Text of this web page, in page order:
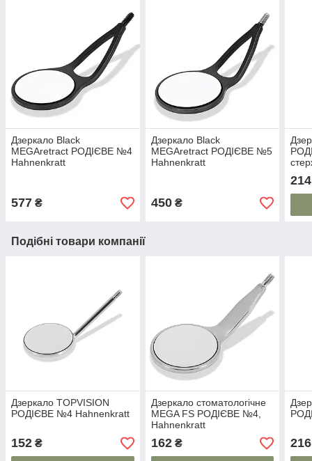
Дзеркало Black
MEGAretract РОДІЄВЕ №4
Hahnenkratt
577 ₴
Дзеркало Black
MEGAretract РОДІЄВЕ №5
Hahnenkratt
450₴
214
Подібні товари компанії
Дзеркало TOPVISION
РОДІЄВЕ №4 Hahnenkratt
152 ₴
Дзеркало стоматологічне
MEGA FS РОДІЄВЕ №4,
Hahnenkratt
162₴ 216